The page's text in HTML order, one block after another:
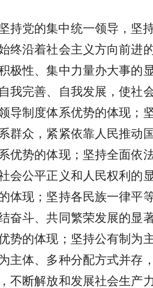
持党的集中统一领导，坚
终沿着社会主义方向前进
极性、集中力量办大事的
我完善、自我发展，使社
导制度体系优势的体现；
群众，紧紧依靠人民推动
优势的体现；坚持全面依
会公平正义和人民权利的
体现；坚持各民族一律平
奋斗、共同繁荣发展的显
势的体现；坚持公有制为
主体、多种分配方式并存
不断解放和发展社会生产